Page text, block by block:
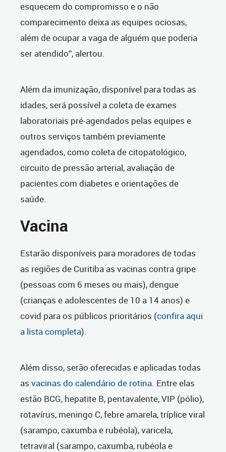
esquecem do compromisso e o não
comparecimento deixa as equipes ociosas,
além de ocupar a vaga de alguém que poderia
ser atendido”, alertou.
Além da imunização, disponível para todas as
idades, será possível a coleta de exames
laboratoriais pré-agendados pelas equipes e
outros serviços também previamente
agendados, como coleta de citopatológico,
circuito de pressão arterial, avaliação de
pacientes com diabetes e orientações de
saúde.
Vacina
Estarão disponíveis para moradores de todas
as regiões de Curitiba as vacinas contra gripe
(pessoas com 6 meses ou mais), dengue
(crianças e adolescentes de 10 a 14 anos) e
covid para os públicos prioritários (confira aqui
a lista completa).
Além disso, serão oferecidas e aplicadas todas
as vacinas do calendário de rotina. Entre elas
estão BCG, hepatite B, pentavalente, VIP (pólio),
rotavírus, meningo C, febre amarela, tríplice viral
(sarampo, caxumba e rubéola), varicela,
tetraviral (sarampo, caxumba, rubéola e